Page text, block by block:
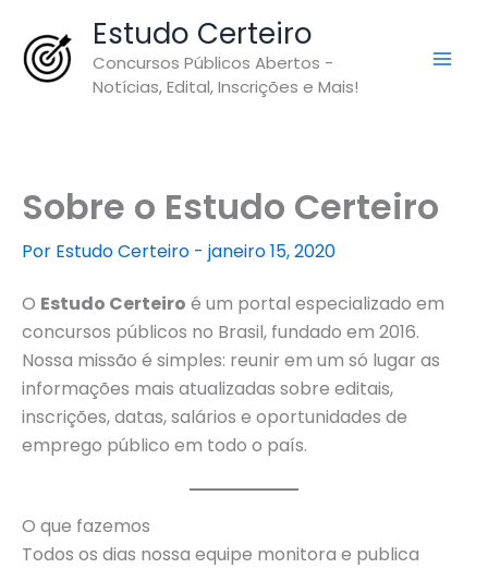
para
Estudo Certeiro
Concursos Públicos Abertos -
Notícias, Edital, Inscrições e Mais!
Sobre o Estudo Certeiro
Por Estudo Certeiro - janeiro 15, 2020
O Estudo Certeiro é um portal especializado em
concursos públicos no Brasil, fundado em 2016.
Nossa missão é simples: reunir em um só lugar as
informações mais atualizadas sobre editais,
inscrições, datas, salários e oportunidades de
emprego público em todo o país.
O que fazemos
Todos os dias nossa equipe monitora e publica